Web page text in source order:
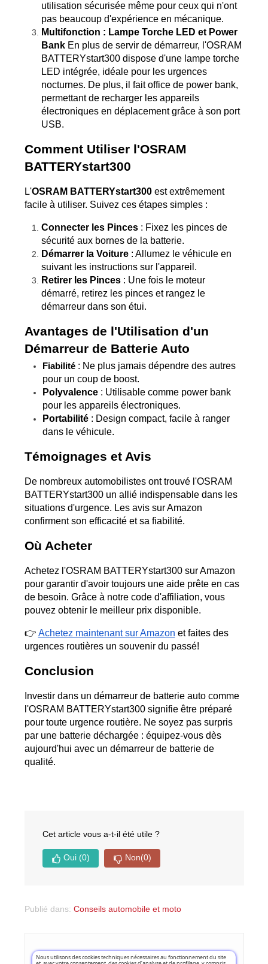
utilisation sécurisée même pour ceux qui n'ont
pas beaucoup d'expérience en mécanique.
Multifonction : Lampe Torche LED et Power
Bank En plus de servir de démarreur, l'OSRAM
BATTERYstart300 dispose d'une lampe torche
LED intégrée, idéale pour les urgences
nocturnes. De plus, il fait office de power bank,
permettant de recharger les appareils
électroniques en déplacement grâce à son port
USB​.
Comment Utiliser l'OSRAM
BATTERYstart300
L'OSRAM BATTERYstart300 est extrêmement
facile à utiliser. Suivez ces étapes simples :
Connecter les Pinces : Fixez les pinces de
sécurité aux bornes de la batterie.
Démarrer la Voiture : Allumez le véhicule en
suivant les instructions sur l'appareil.
Retirer les Pinces : Une fois le moteur
démarré, retirez les pinces et rangez le
démarreur dans son étui.
Avantages de l'Utilisation d'un
Démarreur de Batterie Auto
Fiabilité : Ne plus jamais dépendre des autres
pour un coup de boost.
Polyvalence : Utilisable comme power bank
pour les appareils électroniques.
Portabilité : Design compact, facile à ranger
dans le véhicule.
Témoignages et Avis
De nombreux automobilistes ont trouvé l'OSRAM
BATTERYstart300 un allié indispensable dans les
situations d'urgence. Les avis sur Amazon
confirment son efficacité et sa fiabilité.
Où Acheter
Achetez l'OSRAM BATTERYstart300 sur Amazon
pour garantir d'avoir toujours une aide prête en cas
de besoin. Grâce à notre code d'affiliation, vous
pouvez obtenir le meilleur prix disponible.
👉 Achetez maintenant sur Amazon et faites des
urgences routières un souvenir du passé!
Conclusion
Investir dans un démarreur de batterie auto comme
l'OSRAM BATTERYstart300 signifie être préparé
pour toute urgence routière. Ne soyez pas surpris
par une batterie déchargée : équipez-vous dès
aujourd'hui avec un démarreur de batterie de
qualité.
Cet article vous a-t-il été utile ?
Oui (0) Non(0)
Publié dans: Conseils automobile et moto
Laissez un commentaire
Nous utilisons des cookies techniques nécessaires au fonctionnement du site